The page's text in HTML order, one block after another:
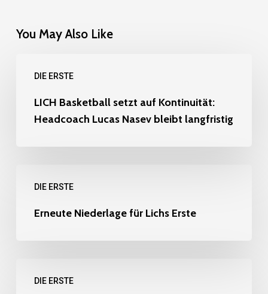
You May Also Like
DIE ERSTE
Basketball
setzt
bleibt
LICH Basketball setzt auf Kontinuität:
Headcoach Lucas Nasev bleibt langfristig
DIE ERSTE
Niederlage
Erneute Niederlage für Lichs Erste
DIE ERSTE
Krimi